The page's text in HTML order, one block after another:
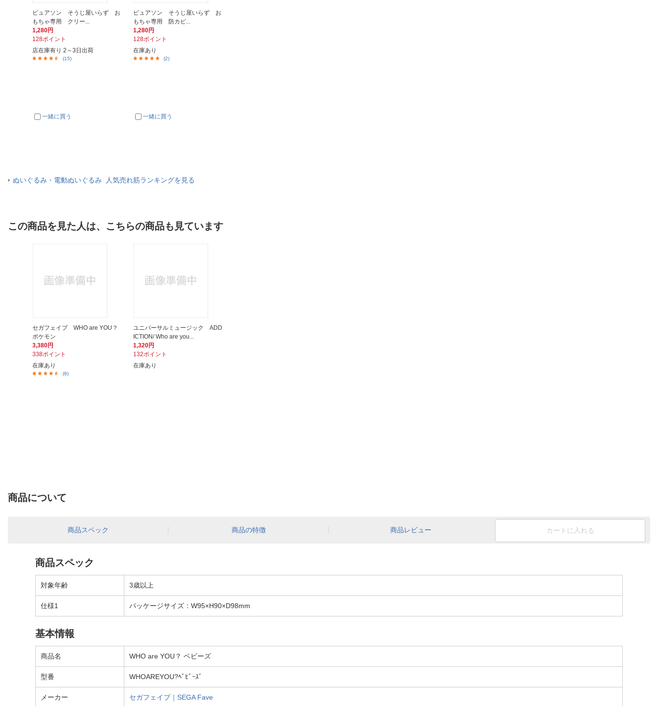
ピュアソン そうじ屋いらず お
もちゃ専用 クリー...
1,280円
128ポイント
店在庫有り 2～3日出荷
(15)
一緒に買う
ピュアソン そうじ屋いらず お
もちゃ専用 防カビ...
1,280円
128ポイント
在庫あり
(2)
一緒に買う
ぬいぐるみ・電動ぬいぐるみ 人気売れ筋ランキングを見る
この商品を見た人は、こちらの商品も見ています
セガフェイブ WHO are YOU？
ポケモン
3,380円
338ポイント
在庫あり
(8)
ユニバーサルミュージック ADD
ICTION/ Who are you...
1,320円
132ポイント
在庫あり
商品について
カートに入れる
商品スペック 商品の特徴 商品レビュー
商品スペック
対象年齢 3歳以上
仕様1 パッケージサイズ：W95×H90×D98mm
基本情報
商品名 WHO are YOU？ ベビーズ
型番 WHOAREYOU?ﾍﾞﾋﾞｰｽﾞ
メーカー セガフェイブ｜SEGA Fave